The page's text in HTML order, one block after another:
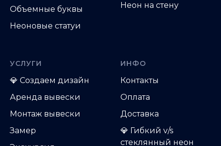
Объемные буквы
Неоновые статуи
Неон на стену
УСЛУГИ
💎 Создаем дизайн
Аренда вывески
Монтаж вывески
Замер
ИНФО
Контакты
Оплата
Доставка
💎 Гибкий v/s
стеклянный неон